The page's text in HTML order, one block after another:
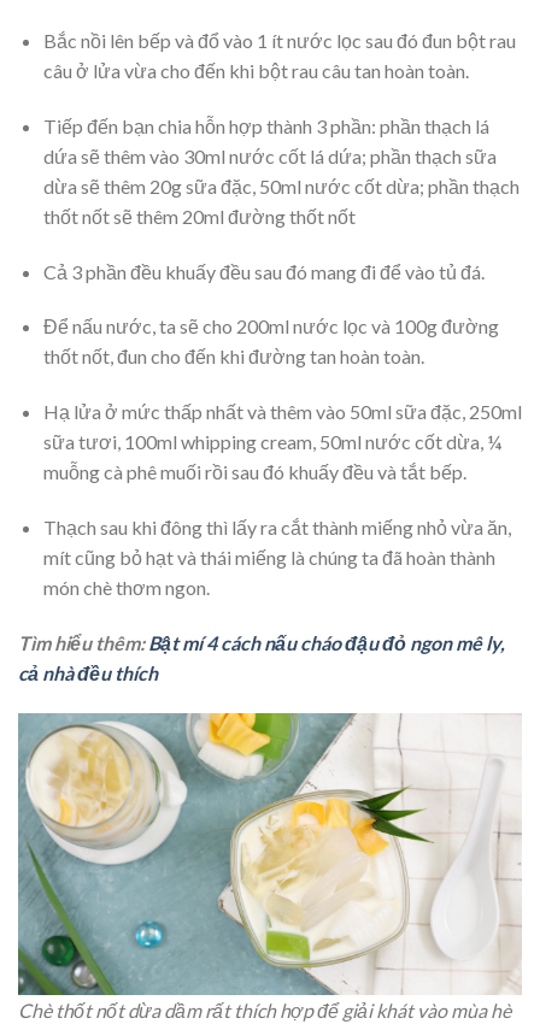
Bắc nồi lên bếp và đổ vào 1 ít nước lọc sau đó đun bột rau
câu ở lửa vừa cho đến khi bột rau câu tan hoàn toàn.
Tiếp đến bạn chia hỗn hợp thành 3 phần: phần thạch lá
dứa sẽ thêm vào 30ml nước cốt lá dứa; phần thạch sữa
dừa sẽ thêm 20g sữa đặc, 50ml nước cốt dừa; phần thạch
thốt nốt sẽ thêm 20ml đường thốt nốt
Cả 3 phần đều khuấy đều sau đó mang đi để vào tủ đá.
Để nấu nước, ta sẽ cho 200ml nước lọc và 100g đường
thốt nốt, đun cho đến khi đường tan hoàn toàn.
Hạ lửa ở mức thấp nhất và thêm vào 50ml sữa đặc, 250ml
sữa tươi, 100ml whipping cream, 50ml nước cốt dừa, ¼
muỗng cà phê muối rồi sau đó khuấy đều và tắt bếp.
Thạch sau khi đông thì lấy ra cắt thành miếng nhỏ vừa ăn,
mít cũng bỏ hạt và thái miếng là chúng ta đã hoàn thành
món chè thơm ngon.
Tìm hiểu thêm:Bật mí 4 cách nấu cháo đậu đỏ ngon mê ly,
cả nhà đều thích
Chè thốt nốt dừa dầm rất thích hợp để giải khát vào mùa hè